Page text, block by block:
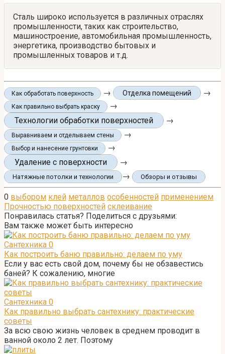
Сталь широко используется в различных отраслях
промышленности, таких как строительство,
машиностроение, автомобильная промышленность,
энергетика, производство бытовых и
промышленных товаров и т.д.
Как обработать поверхность → Отделка помещений →
Как правильно выбрать краску
→
Технологии обработки поверхностей
→
Выравниваем и отделываем стены →
Выбор и нанесение грунтовки
→
Удаление с поверхности
→
Натяжные потолки и технологии → Обзоры и отзывы
0 выбором клей металлов особенностей применением
Прочностью поверхностей склеивание
Понравилась статья? Поделиться с друзьями:
Вам также может быть интересно
Сантехника 0
Как построить баню правильно: делаем по уму
Если у вас есть свой дом, почему бы не обзавестись
баней? К сожалению, многие
Сантехника 0
Как правильно выбрать сантехнику: практические
советы
За всю свою жизнь человек в среднем проводит в
ванной около 2 лет. Поэтому